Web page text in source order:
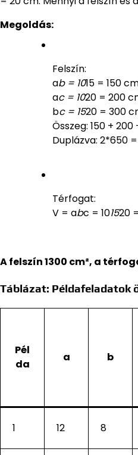
Megoldás:
Felszín:
ab = 1015 = 150
ac = 1020 = 200
bc = 1520 = 300
Összeg: 150 +
Duplázva: 2*650 =
Térfogat:
V = abc = 101520
A felszín 1300 cm², a
Táblázat: Példafeladatok
Pél
da
a b
1 12 8